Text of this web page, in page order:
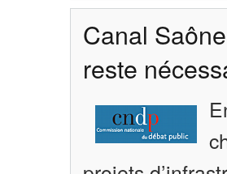
Canal
reste